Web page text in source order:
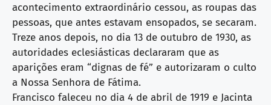
acontecimento extraordinário cessou, as roupas das
pessoas, que antes estavam ensopados, se secaram.
Treze anos depois, no dia 13 de outubro de 1930, as
autoridades eclesiásticas declararam que as
aparições eram “dignas de fé” e autorizaram o culto
a Nossa Senhora de Fátima.
Francisco faleceu no dia 4 de abril de 1919 e Jacinta